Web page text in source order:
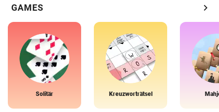
GAMES chevron_right
Solitär Kreuzworträtsel